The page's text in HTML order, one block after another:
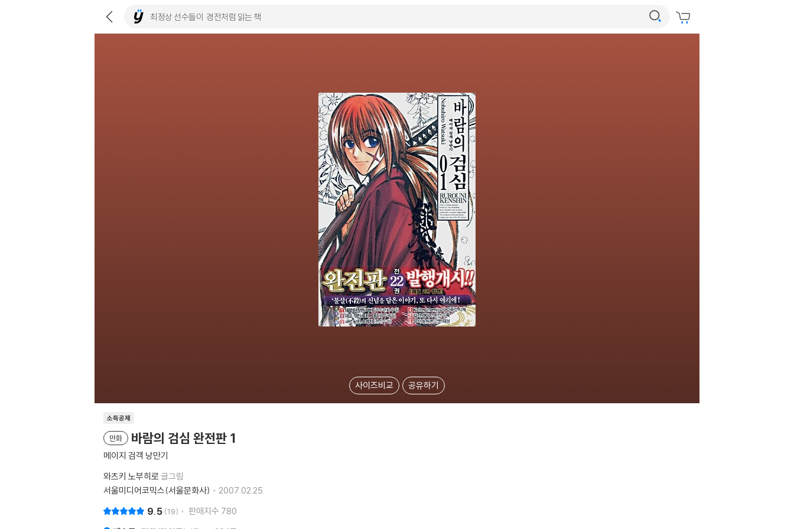
사이즈비교 공유하기
소득공제
만화 바람의 검심 완전판 1
메이지 검객 낭만기
와츠키 노부히로 글그림
서울미디어코믹스(서울문화사)
2007.02.25.
9.5 19 판매지수 780